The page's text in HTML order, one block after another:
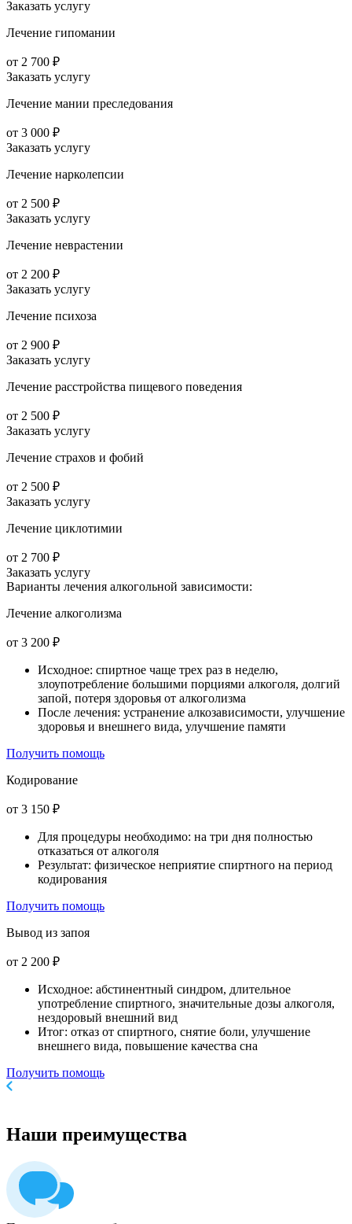
Заказать услугу
Лечение гипомании
от 2 700 ₽
Заказать услугу
Лечение мании преследования
от 3 000 ₽
Заказать услугу
Лечение нарколепсии
от 2 500 ₽
Заказать услугу
Лечение неврастении
от 2 200 ₽
Заказать услугу
Лечение психоза
от 2 900 ₽
Заказать услугу
Лечение расстройства пищевого поведения
от 2 500 ₽
Заказать услугу
Лечение страхов и фобий
от 2 500 ₽
Заказать услугу
Лечение циклотимии
от 2 700 ₽
Заказать услугу
Варианты лечения алкогольной зависимости:
Лечение алкоголизма
от 3 200 ₽
Исходное: спиртное чаще трех раз в неделю,
злоупотребление большими порциями алкоголя, долгий
запой, потеря здоровья от алкоголизма
После лечения: устранение алкозависимости, улучшение
здоровья и внешнего вида, улучшение памяти
Получить помощь
Кодирование
от 3 150 ₽
Для процедуры необходимо: на три дня полностью
отказаться от алкоголя
Результат: физическое неприятие спиртного на период
кодирования
Получить помощь
Вывод из запоя
от 2 200 ₽
Исходное: абстинентный синдром, длительное
употребление спиртного, значительные дозы алкоголя,
нездоровый внешний вид
Итог: отказ от спиртного, снятие боли, улучшение
внешнего вида, повышение качества сна
Получить помощь
Наши преимущества